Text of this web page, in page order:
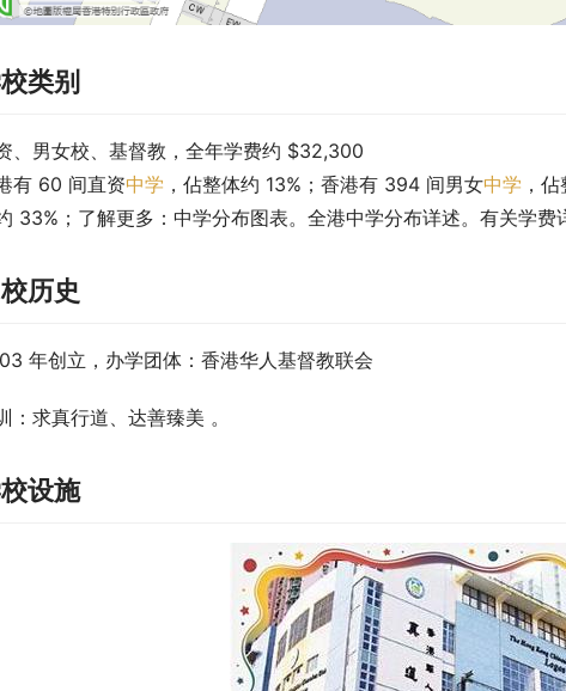
类别
、男女校、基督教，全年学费约 $32,300
有 60 间直资中学 ，佔整体约 13%；香港有 394 间男女中学 ，
33%；了解更多：中学分布图表。全港中学分布详述。有关学费
历史
年创立，办学团体：香港华人基督教联会
：求真行道、达善臻美 。
设施